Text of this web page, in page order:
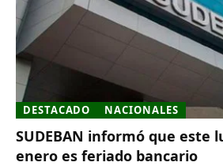
DESTACADO NACIONALES
SUDEBAN informó que este
enero es feriado bancario